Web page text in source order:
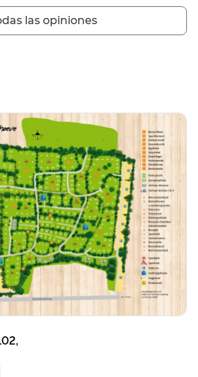
¡Cancelar no es una opción por
te cobran la electricidad!
de los precios ya elevados del
las opiniones
,